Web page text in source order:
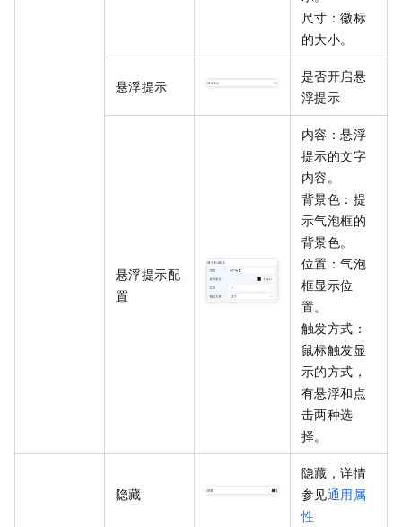
尺寸：徽标
的大小。
悬浮提示
是否开启悬
浮提示
悬浮提示配
置
内容：悬浮
提示的文字
内容。
背景色： 提
示气泡框的
背景色。
位置：气泡
框显示位
置。
触发方式：
鼠标触发显
示的方式，
有悬浮和点
击两种选
择。
隐藏
隐藏，详情
参见通用属
性